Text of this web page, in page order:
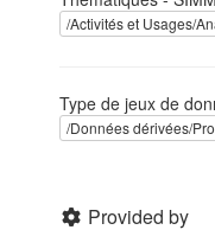
/Activités et Usages/
Type de jeux de
/Données dérivées/
Provided by